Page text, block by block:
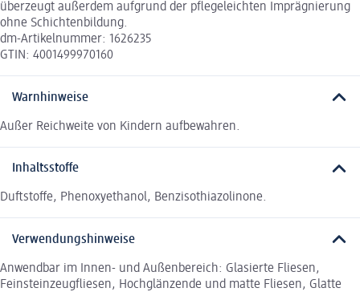
überzeugt außerdem aufgrund der pflegeleichten Imprägnierung
ohne Schichtenbildung.
dm-Artikelnummer: 1626235
GTIN: 4001499970160
Warnhinweise
Außer Reichweite von Kindern aufbewahren.
Inhaltsstoffe
Duftstoffe, Phenoxyethanol, Benzisothiazolinone.
Verwendungshinweise
Anwendbar im Innen- und Außenbereich: Glasierte Fliesen,
Feinsteinzeugfliesen, Hochglänzende und matte Fliesen, Glatte